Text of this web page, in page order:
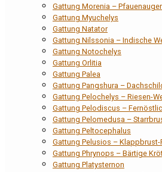
Gattung Morenia –
Gattung Myuchelys
Gattung Natator
Gattung Nilssonia – Indische
Gattung Notochelys
Gattung Orlitia
Gattung Palea
Gattung Pangshura –
Gattung Pelochelys – Riesen-
Gattung Pelodiscus –
Gattung Pelomedusa –
Gattung Peltocephalus
Gattung Pelusios – Klappbrust-
Gattung Phrynops – Bärtige
Gattung Platysternon